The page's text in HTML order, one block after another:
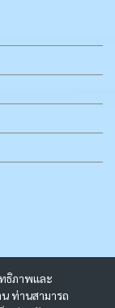
ธิภาพและ
ท่านสามารถ